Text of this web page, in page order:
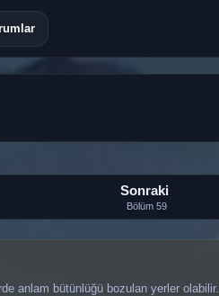
Sonraki
Bölüm 59
anlam bütünlüğü bozulan yerler olabilir.